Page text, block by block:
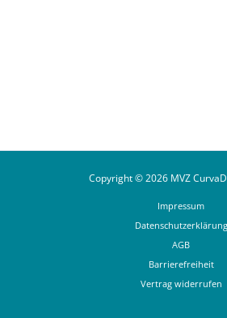
Copyright © 2026 MVZ
Impressum
Datenschutzerklärung
AGB
Barrierefreiheit
Vertrag widerrufen